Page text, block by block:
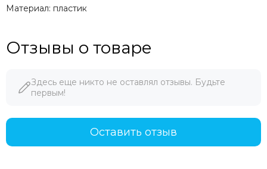
Материал: пластик
Отзывы о товаре
Здесь еще никто не оставлял отзывы. Будьте
первым!
Оставить отзыв